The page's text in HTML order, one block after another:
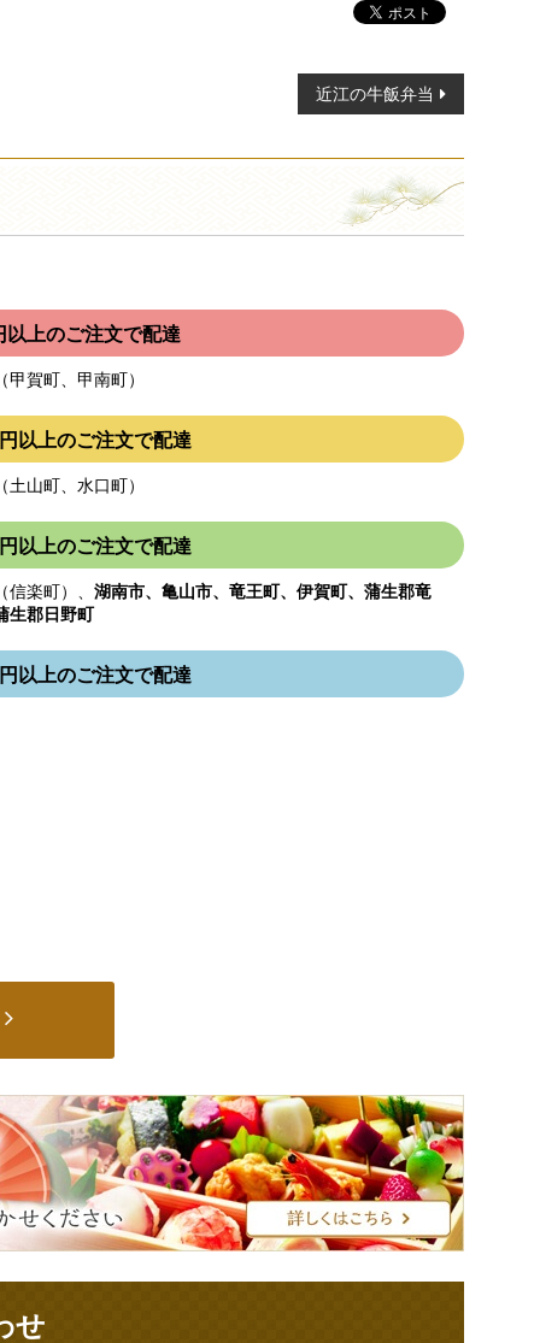
近江の牛飯弁当
以上のご注文で配達
甲賀町、甲南町）
以上のご注文で配達
土山町、水口町）
以上のご注文で配達
信楽町）、 湖南市、亀山市、竜王町、伊賀町、蒲生郡竜
生郡日野町
以上のご注文で配達
せ